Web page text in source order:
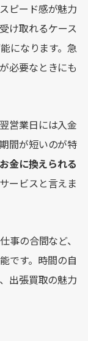
ピード感が魅力
け取れるケース
になります。急
必要なときにも
営業日には入金
間が短いのが特
金に換えられる
ービスと言えま
事の合間など、
です。時間の自
出張買取の魅力